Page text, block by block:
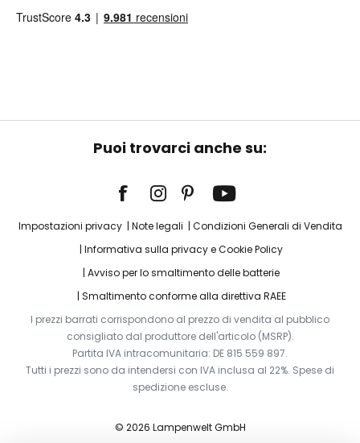
Puoi trovarci anche su:
Impostazioni privacy Note legali
Condizioni Generali di Vendita
Informativa sulla privacy e Cookie Policy
Avviso per lo smaltimento delle batterie
Smaltimento conforme alla direttiva RAEE
I prezzi barrati corrispondono al prezzo di vendita al pubblico
consigliato dal produttore dell'articolo (MSRP).
Partita IVA intracomunitaria: DE 815 559 897.
Tutti i prezzi sono da intendersi con IVA inclusa al 22%. Spese di
spedizione escluse.
© 2026 Lampenwelt GmbH